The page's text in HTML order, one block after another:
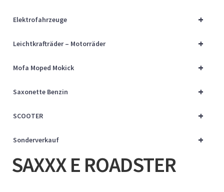
Widerrufsbelehrung
Cart
Checkout
My account
+
Elektrofahrzeuge
+
Leichtkrafträder – Motorräder
+
Mofa Moped Mokick
+
Saxonette Benzin
+
SCOOTER
+
Sonderverkauf
SAXXX E ROADSTER